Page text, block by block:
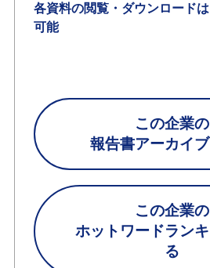
各資料の閲覧・ダウンロード
可能
この企業の
報告書アーカイ
この企業の
ホットワードラン
る